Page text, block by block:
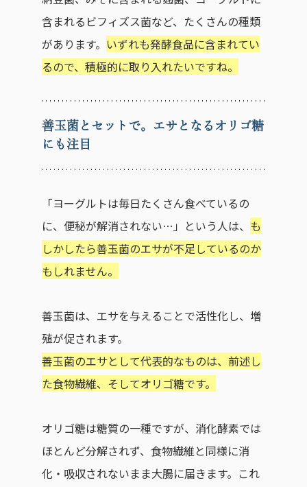
含まれるビフィズス菌など、たくさんの種類
があります。 いずれも発酵食品に含まれてい
るので、積極的に取り入れたいですね。
善玉菌とセットで。エサとなるオリゴ糖
にも注目
「ヨーグルトは毎日たくさん食べているの
に、便秘が解消されない…」という人は、 も
しかしたら善玉菌のエサが不足しているのか
もしれません。
善玉菌は、エサを与えることで活性化し、増
殖が促されます。
善玉菌のエサとして代表的なものは、前述し
た食物繊維、そしてオリゴ糖です。
オリゴ糖は糖質の一種ですが、消化酵素では
ほとんど分解されず、食物繊維と同様に消
化・吸収されないまま大腸に届きます。これ